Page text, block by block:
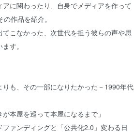
に関わったり、自身でメディアを作って
作品を紹介。
こなかった、次世代を担う彼らの声や思
す。
も、その一部になりたかった－1990年代
本屋を巡って本屋になるまで」
ァンディングと「公共化2.0」変わる日